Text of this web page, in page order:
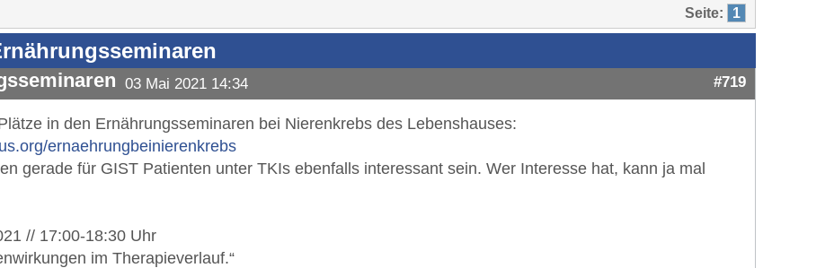
Seite: 1
03 Mai 2021 14:34 #719
in den Ernährungsseminaren bei Nierenkrebs des Lebenshauses:
ernaehrungbeinierenkrebs
gerade für GIST Patienten unter TKIs ebenfalls interessant sein. Wer Interesse hat, kann ja mal
// 17:00-18:30 Uhr
im Therapieverlauf.“